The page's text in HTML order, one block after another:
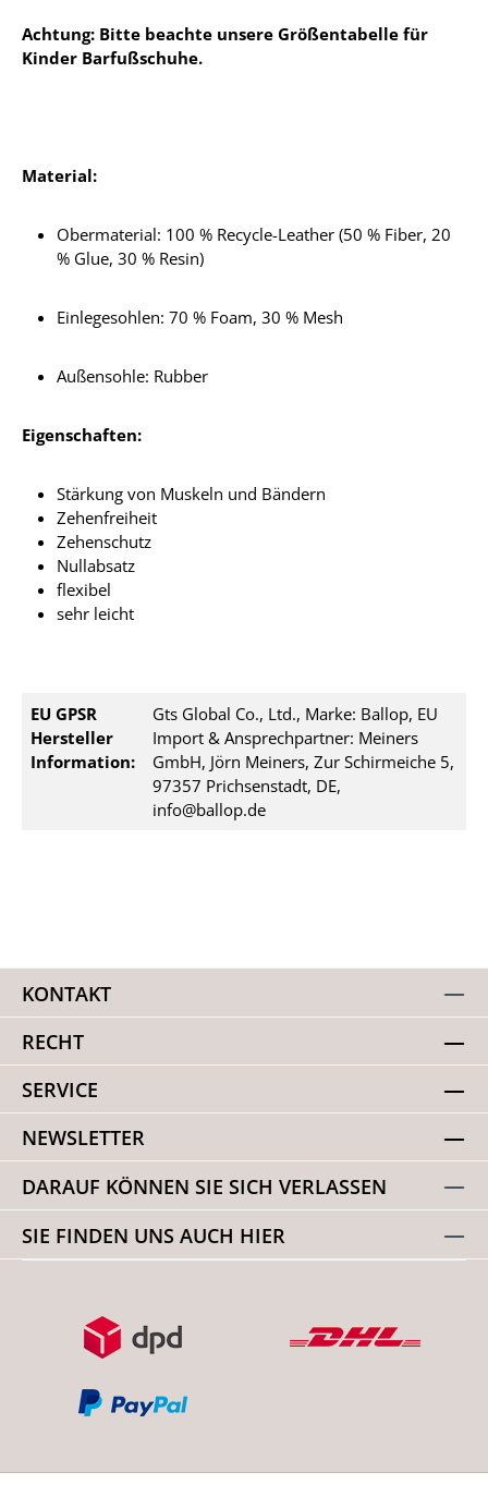
Achtung: Bitte beachte unsere Größentabelle für
Kinder Barfußschuhe.
Material:
Obermaterial: 100 % Recycle-Leather (50 % Fiber, 20
% Glue, 30 % Resin)
Einlegesohlen: 70 % Foam, 30 % Mesh
Außensohle: Rubber
Eigenschaften:
Stärkung von Muskeln und Bändern
Zehenfreiheit
Zehenschutz
Nullabsatz
flexibel
sehr leicht
EU GPSR
Hersteller
Information:
Gts Global Co., Ltd., Marke: Ballop, EU
Import & Ansprechpartner: Meiners
GmbH, Jörn Meiners, Zur Schirmeiche 5,
97357 Prichsenstadt, DE,
info@ballop.de
KONTAKT
RECHT
SERVICE
NEWSLETTER
DARAUF KÖNNEN SIE SICH VERLASSEN
SIE FINDEN UNS AUCH HIER